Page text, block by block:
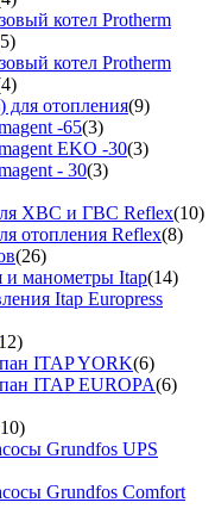
котел Protherm
котел Protherm
для отопления(9)
-65(3)
EKO -30(3)
- 30(3)
ХВС и ГВС Reflex(10)
отопления Reflex(8)
(26)
и манометры Itap(14)
Itap Europress
ITAP YORK(6)
ITAP EUROPA(6)
Grundfos UPS
Grundfos Comfort